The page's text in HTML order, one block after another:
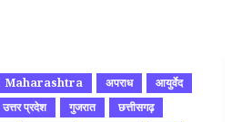
Maharashtra अपराध
आयुर्वेद
उत्तर प्रदेश गुजरात
छत्तीसगढ़